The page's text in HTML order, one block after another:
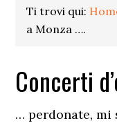
Ti trovi qui:
a Monza ….
Concerti
… perdonate, mi